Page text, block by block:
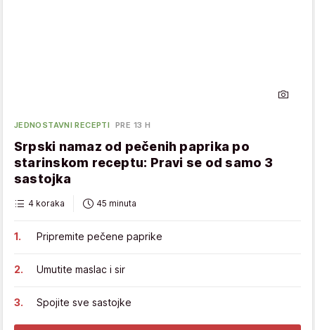
JEDNOSTAVNI RECEPTI PRE 13 H
Srpski namaz od pečenih paprika po
starinskom receptu: Pravi se od samo 3
sastojka
4 koraka 45 minuta
Pripremite pečene paprike
Umutite maslac i sir
Spojite sve sastojke